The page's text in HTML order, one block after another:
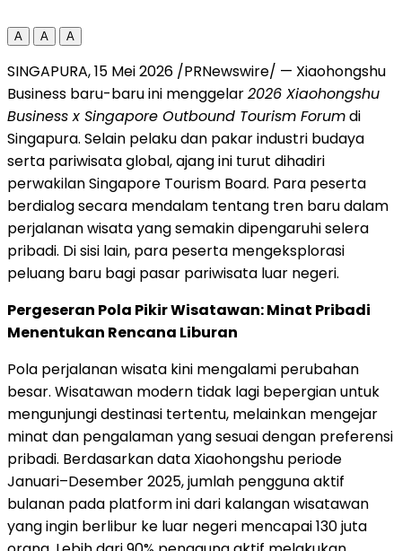
A A A
SINGAPURA, 15 Mei 2026 /PRNewswire/ — Xiaohongshu
Business baru-baru ini menggelar2026 Xiaohongshu
Business x Singapore Outbound Tourism Forumdi
Singapura. Selain pelaku dan pakar industri budaya
serta pariwisata global, ajang ini turut dihadiri
perwakilan Singapore Tourism Board. Para peserta
berdialog secara mendalam tentang tren baru dalam
perjalanan wisata yang semakin dipengaruhi selera
pribadi. Di sisi lain, para peserta mengeksplorasi
peluang baru bagi pasar pariwisata luar negeri.
Pergeseran Pola Pikir Wisatawan: Minat Pribadi
Menentukan Rencana Liburan
Pola perjalanan wisata kini mengalami perubahan
besar. Wisatawan modern tidak lagi bepergian untuk
mengunjungi destinasi tertentu, melainkan mengejar
minat dan pengalaman yang sesuai dengan preferensi
pribadi. Berdasarkan data Xiaohongshu periode
Januari–Desember 2025, jumlah pengguna aktif
bulanan pada platform ini dari kalangan wisatawan
yang ingin berlibur ke luar negeri mencapai 130 juta